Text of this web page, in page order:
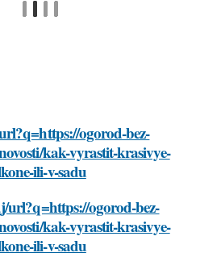
ogorod-bez-
kak-vyrastit-krasivye-
ili-v-sadu
url?q=https://ogorod-bez-
kak-vyrastit-krasivye-
ili-v-sadu